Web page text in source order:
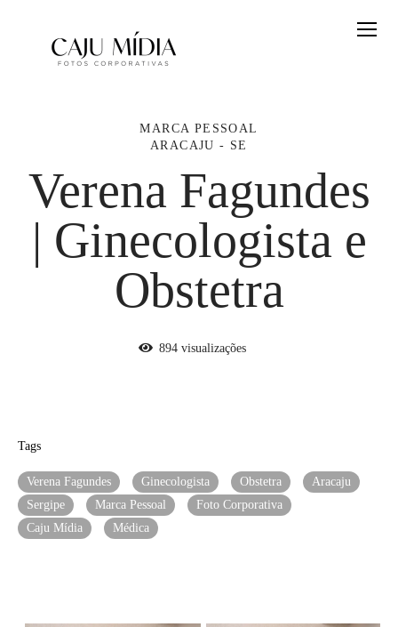
MARCA PESSOAL
ARACAJU - SE
Verena Fagundes
| Ginecologista e
Obstetra
894 visualizações
Tags
Verena Fagundes Ginecologista Obstetra
Aracaju
Sergipe
Marca Pessoal
Foto Corporativa
Caju Mídia
Médica